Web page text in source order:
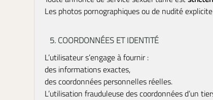
Les photos pornographiques ou de nudité
5. COORDONNÉES ET IDENTITÉ
L’utilisateur s’engage à fournir :
des informations exactes,
des coordonnées personnelles réelles.
L’utilisation frauduleuse des coordonnées d’un